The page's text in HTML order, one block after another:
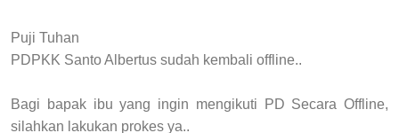
Puji Tuhan
PDPKK Santo Albertus sudah kembali offline..
Bagi bapak ibu yang ingin mengikuti PD Secara Offline,
silahkan lakukan prokes ya..